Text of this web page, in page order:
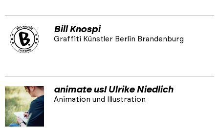
Bill Knospi
Graffiti Künstler Berlin Brandenburg
animate us! Ulrike Niedlich
Animation und Illustration